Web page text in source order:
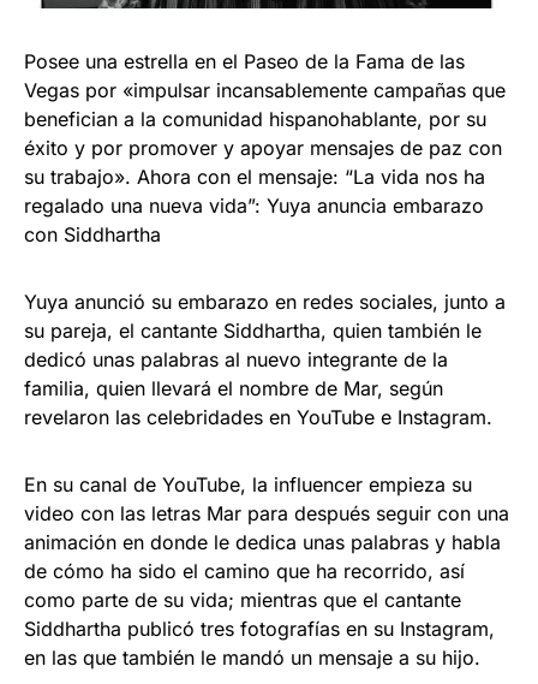
Posee una estrella en el Paseo de la Fama de las
Vegas por «impulsar incansablemente campañas que
benefician a la comunidad hispanohablante, por su
éxito y por promover y apoyar mensajes de paz con
su trabajo». Ahora con el mensaje: “La vida nos ha
regalado una nueva vida”: Yuya anuncia embarazo
con Siddhartha
Yuya anunció su embarazo en redes sociales, junto a
su pareja, el cantante Siddhartha, quien también le
dedicó unas palabras al nuevo integrante de la
familia, quien llevará el nombre de Mar, según
revelaron las celebridades en YouTube e Instagram.
En su canal de YouTube, la influencer empieza su
video con las letras Mar para después seguir con una
animación en donde le dedica unas palabras y habla
de cómo ha sido el camino que ha recorrido, así
como parte de su vida; mientras que el cantante
Siddhartha publicó tres fotografías en su Instagram,
en las que también le mandó un mensaje a su hijo.